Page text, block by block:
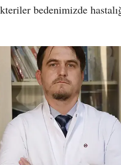
bedenimizde